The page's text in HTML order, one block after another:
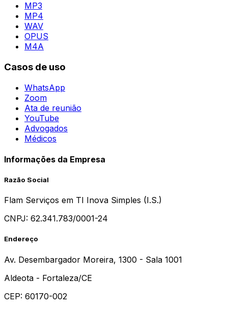
MP3
MP4
WAV
OPUS
M4A
Casos de uso
WhatsApp
Zoom
Ata de reunião
YouTube
Advogados
Médicos
Informações da Empresa
Razão Social
Flam Serviços em TI Inova Simples (I.S.)
CNPJ: 62.341.783/0001-24
Endereço
Av. Desembargador Moreira, 1300 - Sala 1001
Aldeota - Fortaleza/CE
CEP: 60170-002